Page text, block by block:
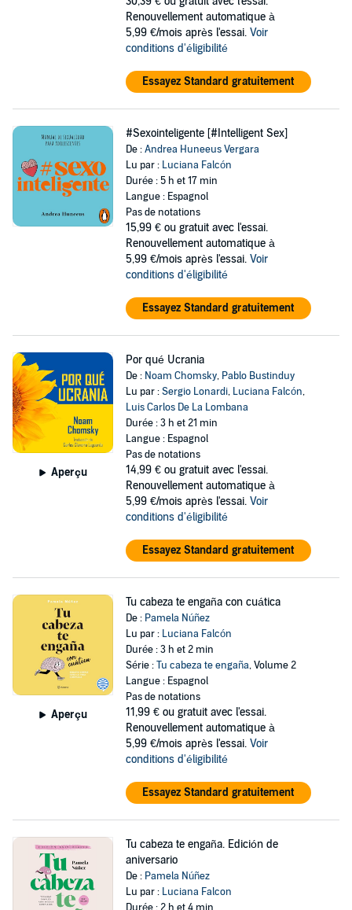
Renouvellement automatique à
5,99 €/mois après l'essai. Voir
conditions d'éligibilité
Essayez Standard gratuitement
#Sexointeligente [#Intelligent Sex]
De :Andrea Huneeus Vergara
Lu par : Luciana Falcón
Durée : 5 h et 17 min
Langue : Espagnol
Pas de notations
15,99 € ou gratuit avec l'essai.
Renouvellement automatique à
5,99 €/mois après l'essai. Voir
conditions d'éligibilité
Essayez Standard gratuitement
Aperçu
Por qué Ucrania
De : Noam Chomsky, Pablo Bustinduy
Lu par :Sergio Lonardi, Luciana Falcón,
Luis Carlos De La Lombana
Durée : 3 h et 21 min
Langue : Espagnol
Pas de notations
14,99 € ou gratuit avec l'essai.
Renouvellement automatique à
5,99 €/mois après l'essai. Voir
conditions d'éligibilité
Essayez Standard gratuitement
Aperçu
Tu cabeza te engaña con cuática
De : Pamela Núñez
Lu par : Luciana Falcón
Durée : 3 h et 2 min
Série :Tu cabeza te engaña, Volume 2
Langue : Espagnol
Pas de notations
11,99 € ou gratuit avec l'essai.
Renouvellement automatique à
5,99 €/mois après l'essai. Voir
conditions d'éligibilité
Essayez Standard gratuitement
Tu cabeza te engaña. Edición de
aniversario
De : Pamela Núñez
Lu par : Luciana Falcon